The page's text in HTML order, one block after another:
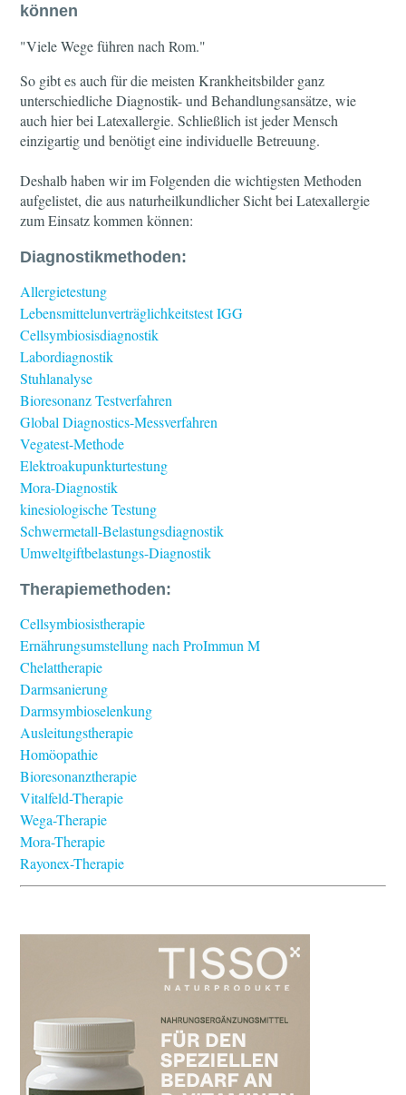
können
"Viele Wege führen nach Rom."
So gibt es auch für die meisten Krankheitsbilder ganz
unterschiedliche Diagnostik- und Behandlungsansätze, wie
auch hier bei Latexallergie. Schließlich ist jeder Mensch
einzigartig und benötigt eine individuelle Betreuung.
Deshalb haben wir im Folgenden die wichtigsten Methoden
aufgelistet, die aus naturheilkundlicher Sicht bei Latexallergie
zum Einsatz kommen können:
Diagnostikmethoden:
Allergietestung
Lebensmittelunverträglichkeitstest IGG
Cellsymbiosisdiagnostik
Labordiagnostik
Stuhlanalyse
Bioresonanz Testverfahren
Global Diagnostics-Messverfahren
Vegatest-Methode
Elektroakupunkturtestung
Mora-Diagnostik
kinesiologische Testung
Schwermetall-Belastungsdiagnostik
Umweltgiftbelastungs-Diagnostik
Therapiemethoden:
Cellsymbiosistherapie
Ernährungsumstellung nach ProImmun M
Chelattherapie
Darmsanierung
Darmsymbioselenkung
Ausleitungstherapie
Homöopathie
Bioresonanztherapie
Vitalfeld-Therapie
Wega-Therapie
Mora-Therapie
Rayonex-Therapie